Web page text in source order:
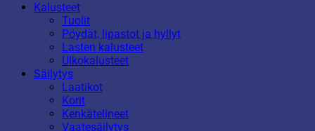
Kalusteet
Tuolit
Pöydät, lipastot ja hyllyt
Lasten kalusteet
Ulkokalusteet
Säilytys
Laatikot
Korit
Kenkätelineet
Vaatesäilytys